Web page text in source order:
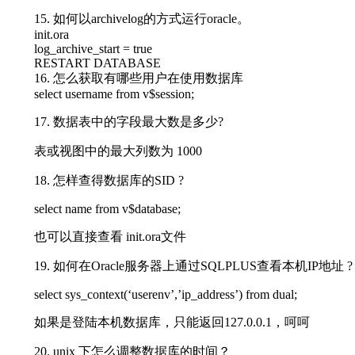
15. 如何以archivelog的方式运行oracle。
init.ora
log_archive_start = true
RESTART DATABASE
16. 怎么获取有哪些用户在使用数据库
select username from v$session;
17. 数据表中的字段最大数是多少?
表或视图中的最大列数为 1000
18. 怎样查得数据库的SID ?
select name from v$database;
也可以直接查看 init.ora文件
19. 如何在Oracle服务器上通过SQLPLUS查看本机IP地址 ?
select sys_context(‘userenv’,’ip_address’) from dual;
如果是登陆本机数据库，只能返回127.0.0.1，呵呵
20. unix 下怎么调整数据库的时间？